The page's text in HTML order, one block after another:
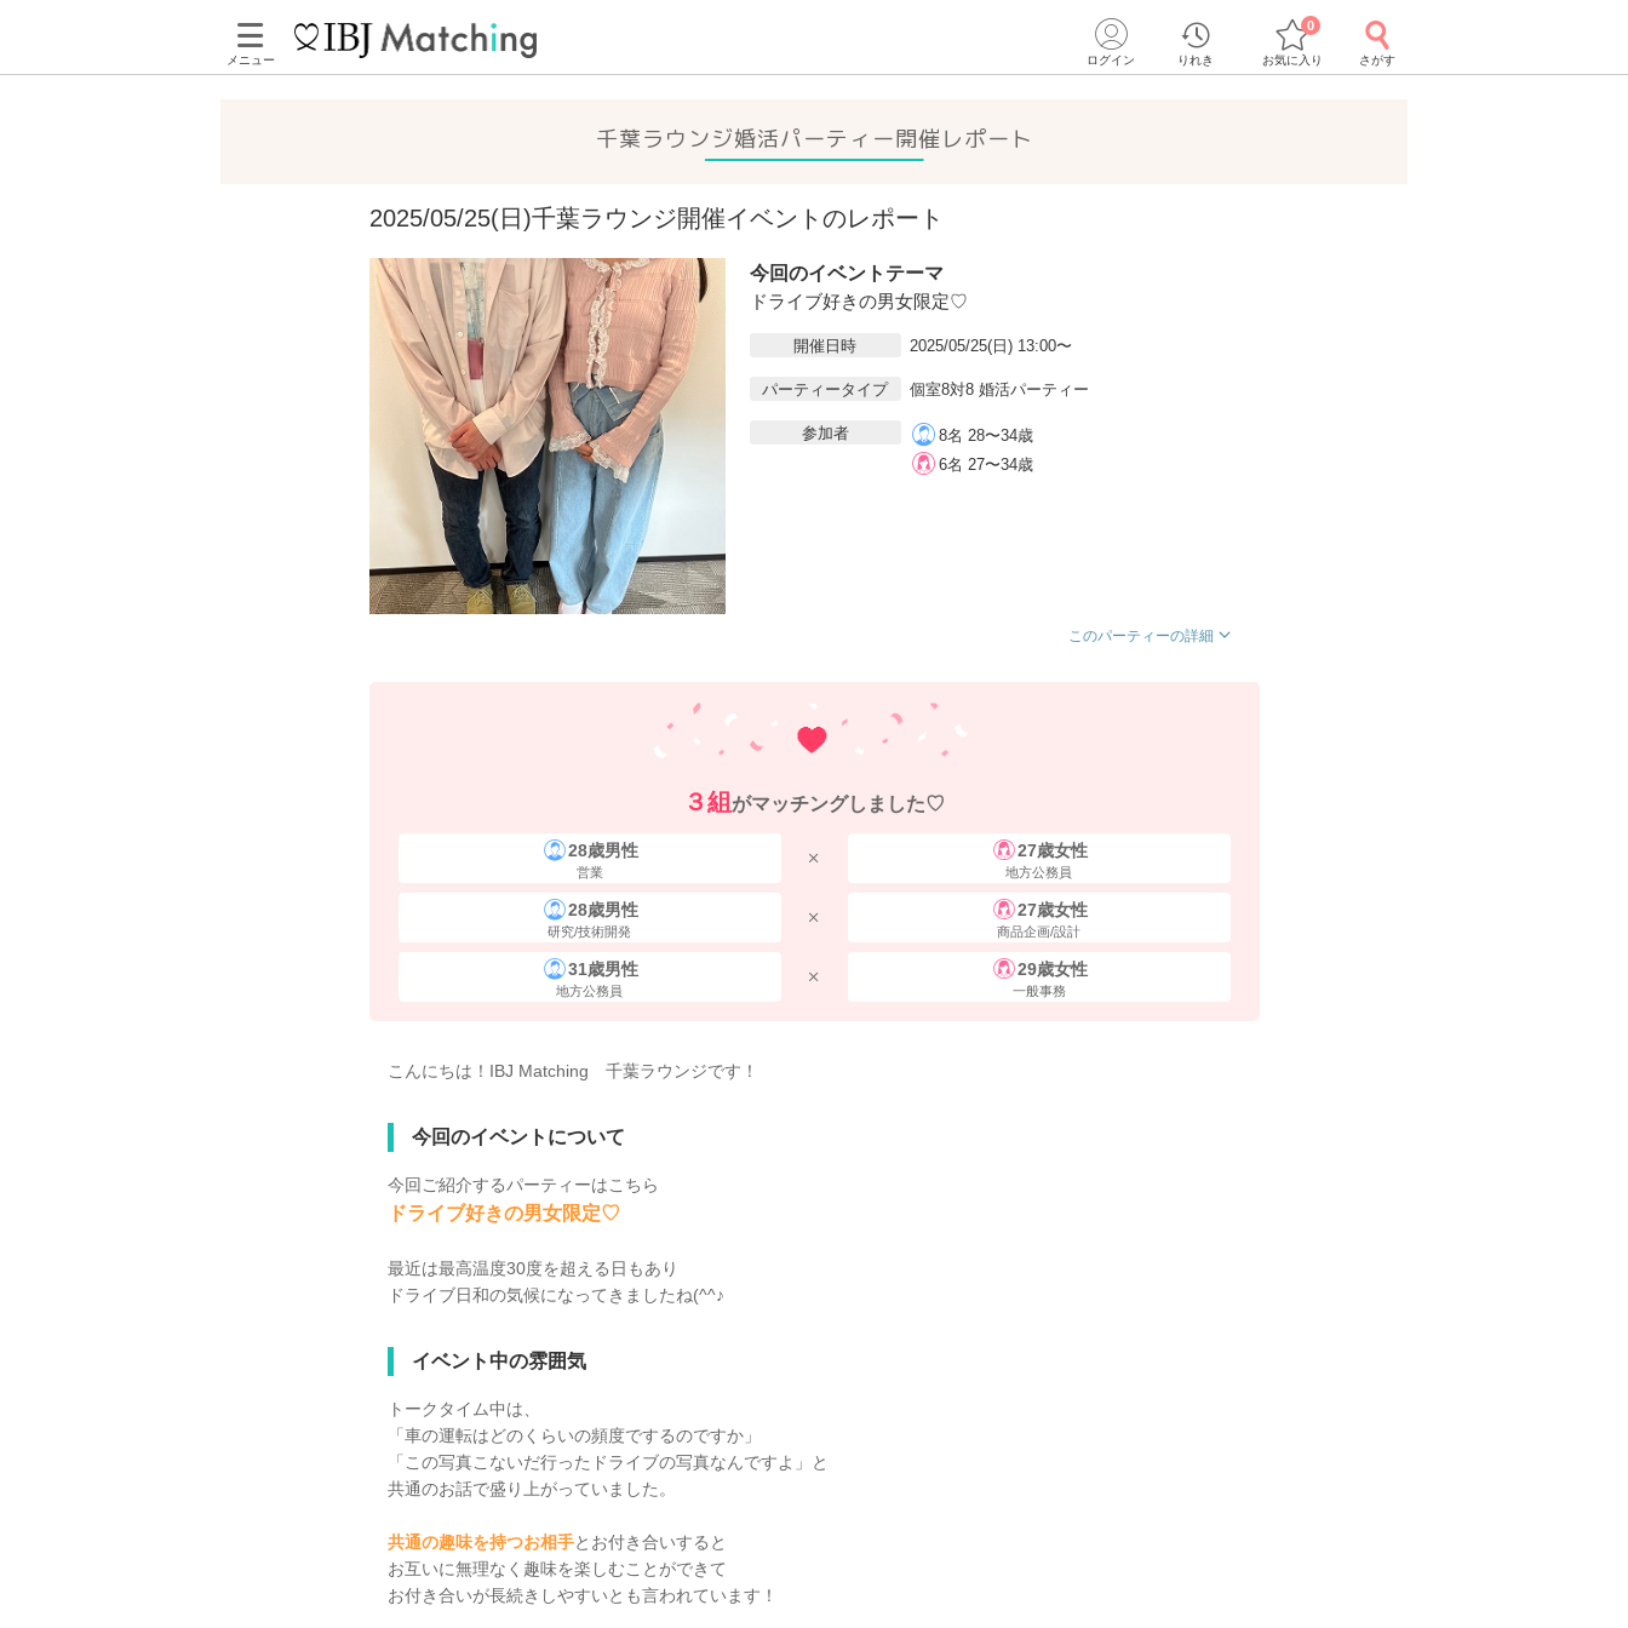
メニュー ログイン りれき お気に入り
0
さがす
千葉ラウンジ婚活パーティー開催レポート
2025/05/25(日)千葉ラウンジ開催イベントのレポート
今回のイベントテーマ
ドライブ好きの男女限定♡
開催日時 2025/05/25(日) 13:00〜
パーティータイプ 個室8対8 婚活パーティー
参加者
8名 28〜34歳
6名 27〜34歳
このパーティーの詳細
３組 がマッチングしました♡
28歳男性
営業
27歳女性
地方公務員
28歳男性
研究/技術開発
27歳女性
商品企画/設計
31歳男性
地方公務員
29歳女性
一般事務
こんにちは！IBJ Matching 千葉ラウンジです！
今回のイベントについて
今回ご紹介するパーティーはこちら
ドライブ好きの男女限定♡
最近は最高温度30度を超える日もあり
ドライブ日和の気候になってきましたね(^^♪
イベント中の雰囲気
トークタイム中は、
「車の運転はどのくらいの頻度でするのですか」
「この写真こないだ行ったドライブの写真なんですよ」と
共通のお話で盛り上がっていました。
共通の趣味を持つお相手とお付き合いすると
お互いに無理なく趣味を楽しむことができて
お付き合いが長続きしやすいとも言われています！